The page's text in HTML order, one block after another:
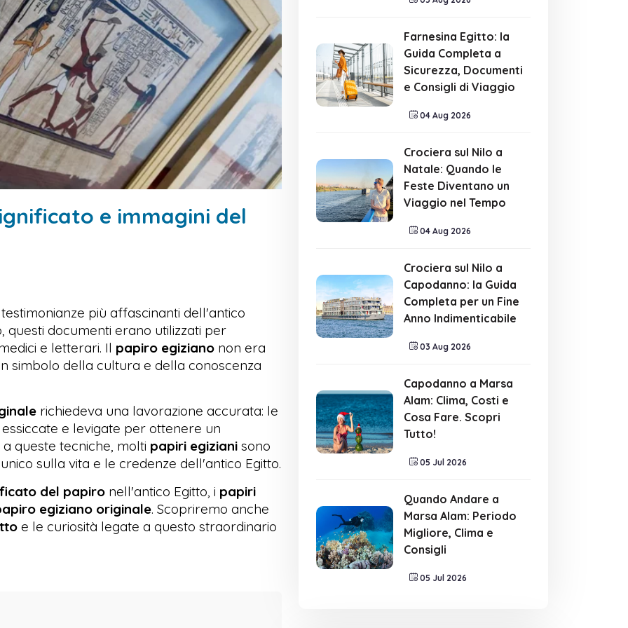
e immagini del
più affascinanti dell'antico
questi documenti erano utilizzati per
e letterari. Il papiro egiziano non era
simbolo della cultura e della conoscenza
richiedeva una lavorazione accurata: le
e levigate per ottenere un
queste tecniche, molti papiri egiziani sono
sulla vita e le credenze dell'antico Egitto.
del papiro nell'antico Egitto, i papiri
egiziano originale. Scopriremo anche
e le curiosità legate a questo straordinario
Farnesina Egitto: la
Guida Completa a
Sicurezza, Documenti
e Consigli di Viaggio
04 Aug 2026
Crociera sul Nilo a
Natale: Quando le
Feste Diventano un
Viaggio nel Tempo
04 Aug 2026
Crociera sul Nilo a
Capodanno: la Guida
Completa per un Fine
Anno Indimenticabile
03 Aug 2026
Capodanno a Marsa
Alam: Clima, Costi e
Cosa Fare. Scopri
Tutto!
05 Jul 2026
Quando Andare a
Marsa Alam: Periodo
Migliore, Clima e
Consigli
05 Jul 2026